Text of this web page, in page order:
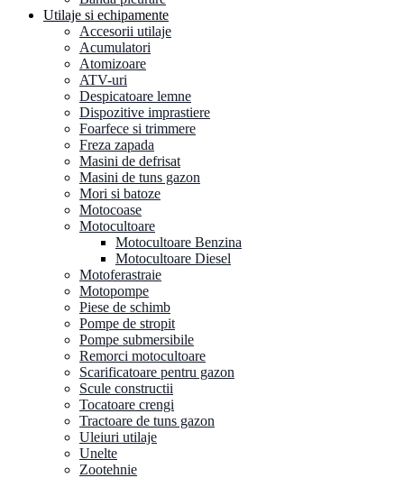
Utilaje si echipamente
Accesorii utilaje
Acumulatori
Atomizoare
ATV-uri
Despicatoare lemne
Dispozitive imprastiere
Foarfece si trimmere
Freza zapada
Masini de defrisat
Masini de tuns gazon
Mori si batoze
Motocoase
Motocultoare
Motocultoare Benzina
Motocultoare Diesel
Motoferastraie
Motopompe
Piese de schimb
Pompe de stropit
Pompe submersibile
Remorci motocultoare
Scarificatoare pentru gazon
Scule constructii
Tocatoare crengi
Tractoare de tuns gazon
Uleiuri utilaje
Unelte
Zootehnie